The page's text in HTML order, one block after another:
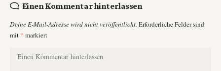
Einen Kommentar hinterlassen
Deine E-Mail-Adresse wird nicht veröffentlicht. Erforderliche Felder sind
mit * markiert